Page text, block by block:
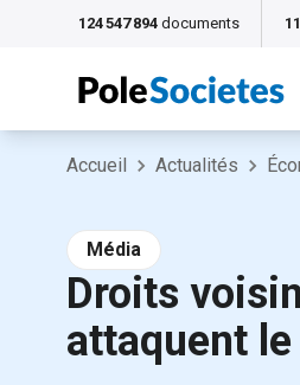
124 547 894 documents
Accueil Actualités
Média
Droits
attaquent